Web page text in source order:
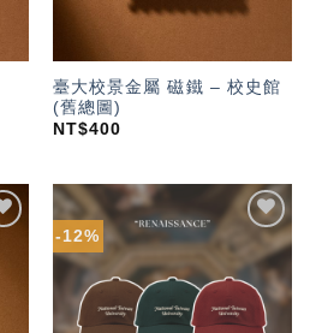
臺大校景金屬 磁鐵 – 校史館
(舊總圖)
NT$400
-12%
加入
「願
望輕
單」